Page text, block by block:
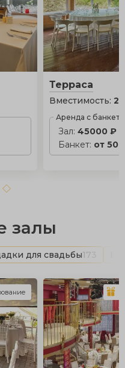
Терраса
Вместимость:
Аренда с
Зал:45000 ₽
Банкет: от
залы
для свадьбы173